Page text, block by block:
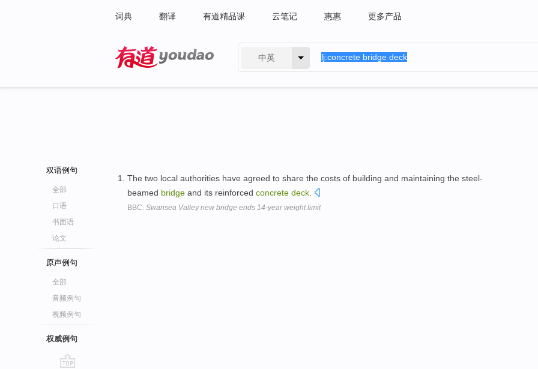
词典 翻译 有道精品课 云笔记 惠惠 更多产品
中英
双语例句
全部
口语
书面语
论文
原声例句
全部
音频例句
视频例句
权威例句
The two local authorities have agreed to share the costs of building and maintaining the steel-
beamed bridge and its reinforced concrete deck
BBC: Swansea Valley new bridge ends 14-year weight limit